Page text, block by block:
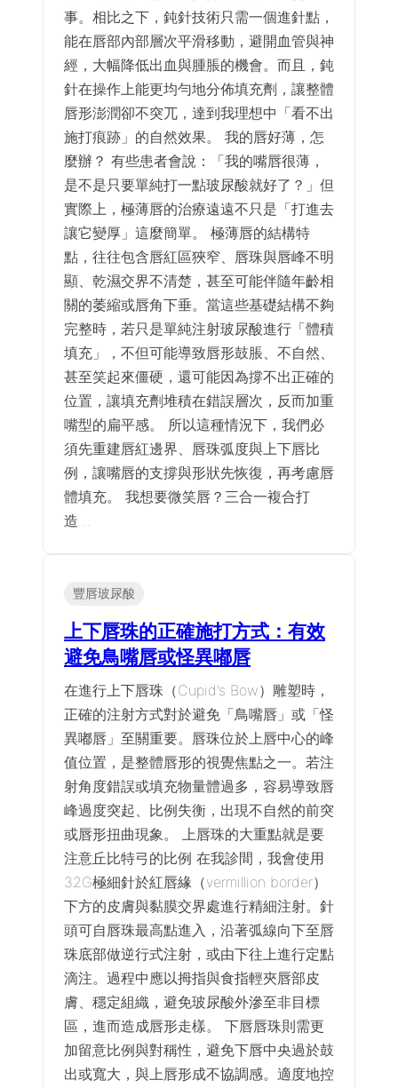
事。相比之下，鈍針技術只需一個進針點，
能在唇部內部層次平滑移動，避開血管與神
經，大幅降低出血與腫脹的機會。而且，鈍
針在操作上能更均勻地分佈填充劑，讓整體
唇形澎潤卻不突兀，達到我理想中「看不出
施打痕跡」的自然效果。 我的唇好薄，怎
麼辦？ 有些患者會說：「我的嘴唇很薄，
是不是只要單純打一點玻尿酸就好了？」但
實際上，極薄唇的治療遠遠不只是「打進去
讓它變厚」這麼簡單。 極薄唇的結構特
點，往往包含唇紅區狹窄、唇珠與唇峰不明
顯、乾濕交界不清楚，甚至可能伴隨年齡相
關的萎縮或唇角下垂。當這些基礎結構不夠
完整時，若只是單純注射玻尿酸進行「體積
填充」，不但可能導致唇形鼓脹、不自然、
甚至笑起來僵硬，還可能因為撐不出正確的
位置，讓填充劑堆積在錯誤層次，反而加重
嘴型的扁平感。 所以這種情況下，我們必
須先重建唇紅邊界、唇珠弧度與上下唇比
例，讓嘴唇的支撐與形狀先恢復，再考慮唇
體填充。 我想要微笑唇？三合一複合打
造…
豐唇玻尿酸
上下唇珠的正確施打方式：有效
避免鳥嘴唇或怪異嘟唇
在進行上下唇珠（Cupid’s Bow）雕塑時，
正確的注射方式對於避免「鳥嘴唇」或「怪
異嘟唇」至關重要。唇珠位於上唇中心的峰
值位置，是整體唇形的視覺焦點之一。若注
射角度錯誤或填充物量體過多，容易導致唇
峰過度突起、比例失衡，出現不自然的前突
或唇形扭曲現象。 上唇珠的大重點就是要
注意丘比特弓的比例 在我診間，我會使用
32G極細針於紅唇緣（vermillion border）
下方的皮膚與黏膜交界處進行精細注射。針
頭可自唇珠最高點進入，沿著弧線向下至唇
珠底部做逆行式注射，或由下往上進行定點
滴注。過程中應以拇指與食指輕夾唇部皮
膚、穩定組織，避免玻尿酸外滲至非目標
區，進而造成唇形走樣。 下唇唇珠則需更
加留意比例與對稱性，避免下唇中央過於鼓
出或寬大，與上唇形成不協調感。適度地控